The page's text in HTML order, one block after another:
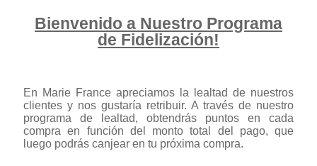
Bienvenido a Nuestro Programa
de Fidelización!
En Marie France apreciamos la lealtad de nuestros
clientes y nos gustaría retribuir. A través de nuestro
programa de lealtad, obtendrás puntos en cada
compra en función del monto total del pago, que
luego podrás canjear en tu próxima compra.